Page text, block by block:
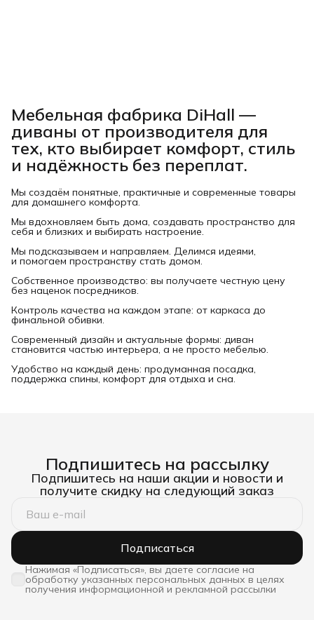
Мебельная фабрика DiHall —
диваны от производителя для
тех, кто выбирает комфорт, стиль
и надёжность без переплат.
Мы создаём понятные, практичные и современные товары
для домашнего комфорта.
Мы вдохновляем быть дома, создавать пространство для
себя и близких и выбирать настроение.
Мы подсказываем и направляем. Делимся идеями,
и помогаем пространству стать домом.
Собственное производство: вы получаете честную цену
без наценок посредников.
Контроль качества на каждом этапе: от каркаса до
финальной обивки.
Современный дизайн и актуальные формы: диван
становится частью интерьера, а не просто мебелью.
Удобство на каждый день: продуманная посадка,
поддержка спины, комфорт для отдыха и сна.
Подпишитесь на рассылку
Подпишитесь на наши акции и новости и
получите скидку на следующий заказ
Подписаться
Нажимая «Подписаться», вы даете согласие на
обработку указанных персональных данных в целях
получения информационной и рекламной рассылки